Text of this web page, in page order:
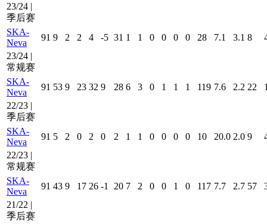
23/24 |
季后赛
SKA-
Neva
91 9 2 2 4 -5 31 1 1 0 0 0 0 28 7.1 3.1 8
23/24 |
常规赛
SKA-
Neva
91 53 9 23 32 9 28 6 3 0 1 1 1 119 7.6 2.2 22
22/23 |
季后赛
SKA-
Neva
91 5 2 0 2 0 2 1 1 0 0 0 0 10 20.0 2.0 9
22/23 |
常规赛
SKA-
Neva
91 43 9 17 26 -1 20 7 2 0 0 1 0 117 7.7 2.7 57
21/22 |
季后赛